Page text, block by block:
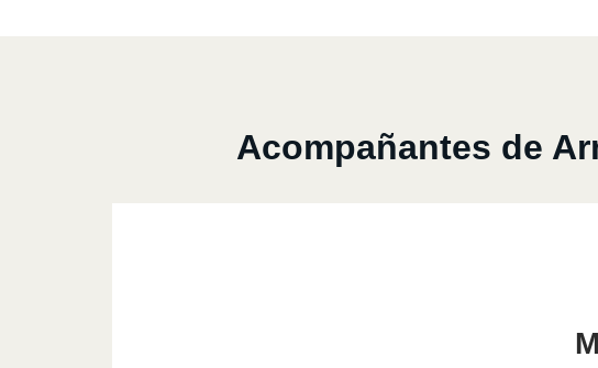
Acompañantes de